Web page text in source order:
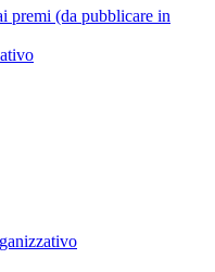
premi (da pubblicare in